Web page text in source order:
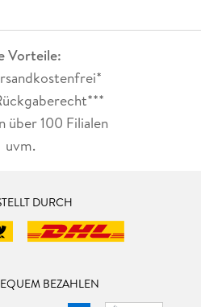
Vorteile:
über 100 Filialen
uvm.
DURCH
BEZAHLEN